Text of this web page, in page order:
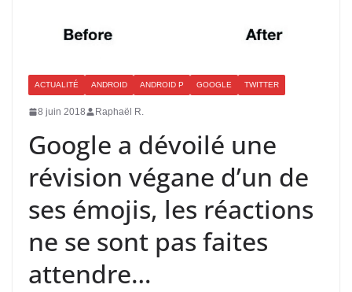
ACTUALITÉ ANDROID ANDROID P GOOGLE TWITTER
8 juin 2018 Raphaël R.
Google a dévoilé une
révision végane d’un de
ses émojis, les réactions
ne se sont pas faites
attendre…